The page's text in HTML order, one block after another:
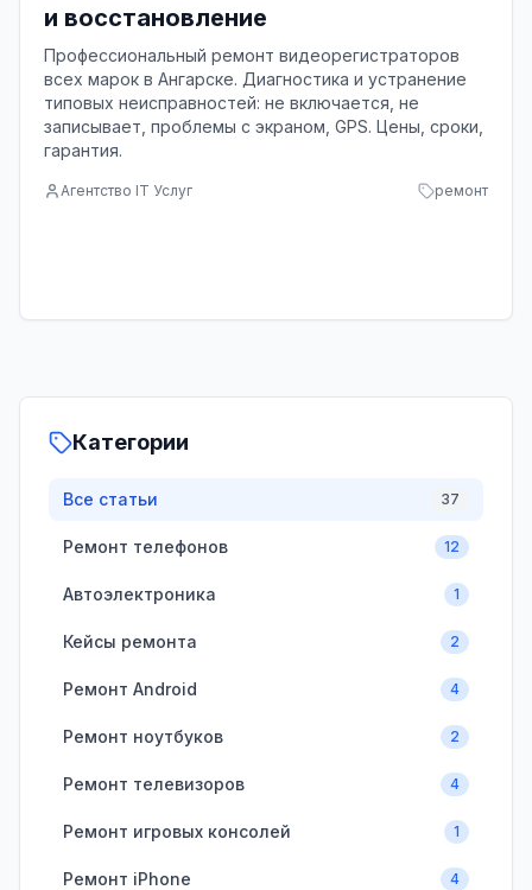
и восстановление
Профессиональный ремонт видеорегистраторов
всех марок в Ангарске. Диагностика и устранение
типовых неисправностей: не включается, не
записывает, проблемы с экраном, GPS. Цены, сроки,
гарантия.
Агентство IT Услуг ремонт
Категории
Все статьи 37
Ремонт телефонов 12
Автоэлектроника 1
Кейсы ремонта 2
Ремонт Android 4
Ремонт ноутбуков 2
Ремонт телевизоров 4
Ремонт игровых консолей 1
Ремонт iPhone 4